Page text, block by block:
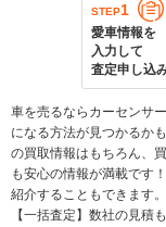
STEP1
愛車情報を
入力して
査定申し込
車を売るならカーセンサ
になる方法が見つかるか
の買取情報はもちろん、
も安心の情報が満載です
紹介することもできます。
【一括査定】数社の見積